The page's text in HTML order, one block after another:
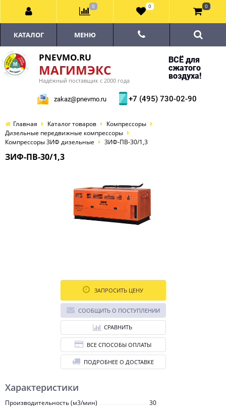
PNEVMO.RU
МАГИМЭКС
Надёжный поставщик с 2000 года
ВСЁ для
сжатого
воздуха!
zakaz@pnevmo.ru +7 (495) 730-02-90
КАТАЛОГ МЕНЮ
Главная Каталог товаров
Компрессоры
Дизельные передвижные компрессоры
Компрессоры ЗИФ дизельные
ЗИФ-ПВ-30/1,3
ЗИФ-ПВ-30/1,3
Характеристики
Производительность (м3/мин)
30
ЗАПРОСИТЬ ЦЕНУ
СООБЩИТЬ О ПОСТУПЛЕНИИ
СРАВНИТЬ
ВСЕ СПОСОБЫ ОПЛАТЫ
ПОДРОБНЕЕ О ДОСТАВКЕ
0 0 0